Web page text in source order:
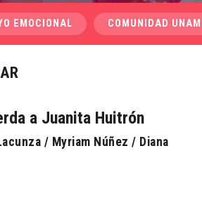
EMOCIONAL COMUNIDAD UNAM
a Juanita Huitrón
/ Myriam Núñez / Diana